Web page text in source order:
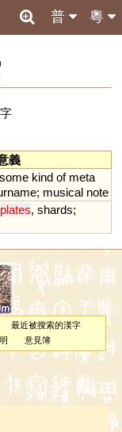
粵
普
義
some kind of meta
; musical note
plates, shards;
最近被搜索的漢字
意見簿